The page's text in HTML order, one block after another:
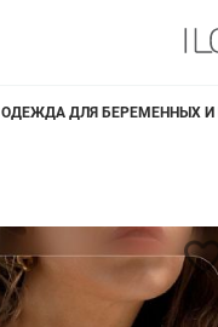
ОДЕЖДА ДЛЯ БЕРЕМЕННЫХ И